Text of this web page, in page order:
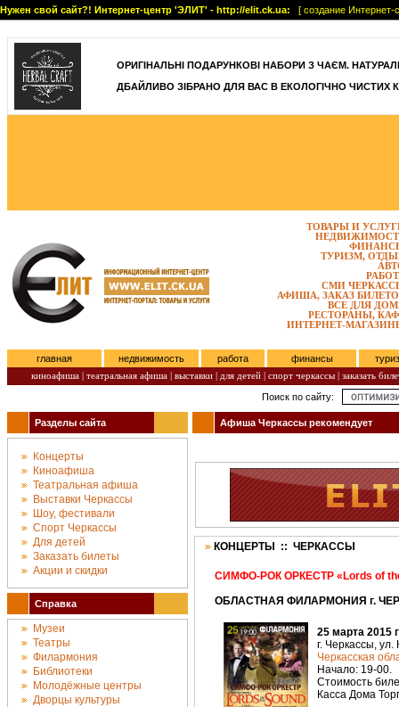
Нужен свой сайт?! Интернет-центр 'ЭЛИТ' - http://elit.ck.ua: [ создание Интернет-
]
ОРИГІНАЛЬНІ ПОДАРУНКОВІ НАБОРИ З ЧАЄМ.
ДБАЙЛИВО ЗІБРАНО ДЛЯ ВАС В ЕКОЛОГІЧНО ЧИСТИХ
ТОВАРЫ И
ТУРИЗМ,
СМИ
АФИША, ЗАКАЗ
ВСЕ ДЛЯ
РЕСТОРАНЫ,
ИНТЕРНЕТ-
главная недвижимость работа финансы
киноафиша | театральная афиша | выставки | для детей | спорт черкассы | заказать
Поиск по сайту:
Разделы сайта
Концерты
Киноафиша
Театральная афиша
Выставки Черкассы
Шоу, фестивали
Спорт Черкассы
Для детей
Заказать билеты
Акции и скидки
Справка
Музеи
Театры
Филармония
Библиотеки
Молодёжные центры
Дворцы культуры
Афиша Черкассы рекомендует
КОНЦЕРТЫ :: ЧЕРКАССЫ
СИМФО-РОК ОРКЕСТР «Lords of
ОБЛАСТНАЯ ФИЛАРМОНИЯ г.
25 марта 2015
г. Черкассы,
Черкасская
Начало: 19-00.
Стоимость
Касса Дома